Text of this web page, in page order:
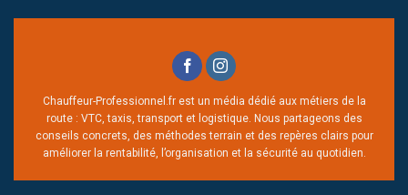
Chauffeur-Professionnel.fr est un média dédié aux métiers de la
route : VTC, taxis, transport et logistique. Nous partageons des
conseils concrets, des méthodes terrain et des repères clairs pour
améliorer la rentabilité, l’organisation et la sécurité au quotidien.